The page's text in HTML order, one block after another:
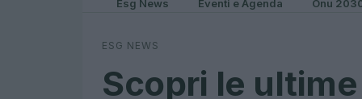
Esg News Eventi e Agenda Onu
ESG NEWS
Scopri le